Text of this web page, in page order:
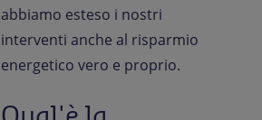
abbiamo esteso i nostri
interventi anche al risparmio
energetico vero e proprio.